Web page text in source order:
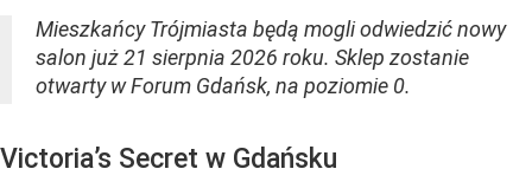
Mieszkańcy Trójmiasta będą mogli odwiedzić nowy
salon już 21 sierpnia 2026 roku. Sklep zostanie
otwarty w Forum Gdańsk, na poziomie 0.
Victoria’s Secret w Gdańsku